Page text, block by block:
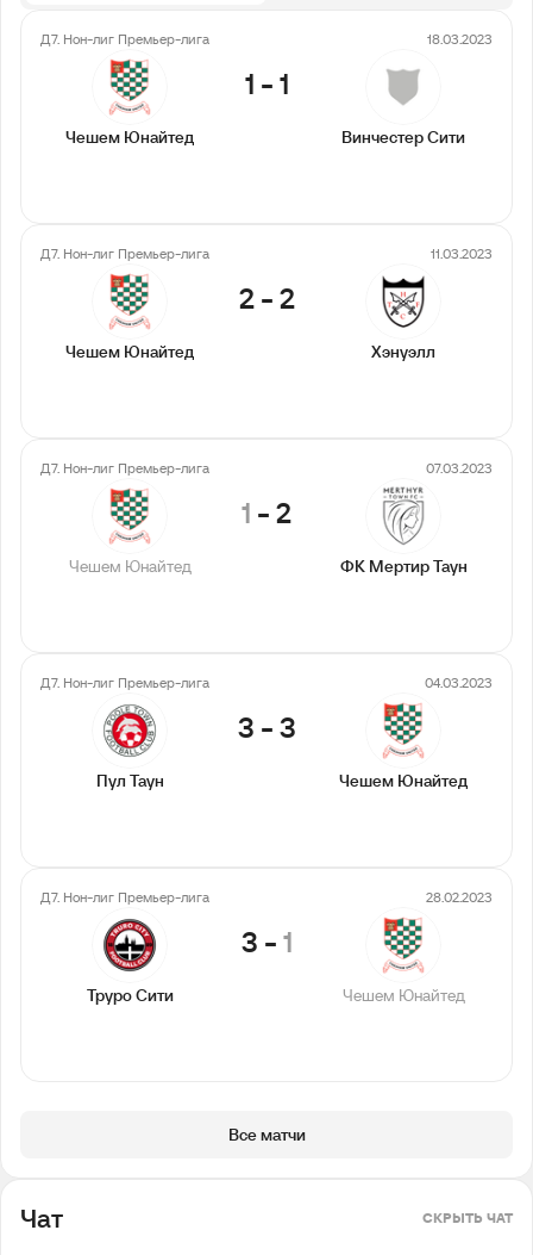
Д7. Нон-лиг Премьер-лига 18.03.2023
Чешем Юнайтед
1 -1
Винчестер Сити
Д7. Нон-лиг Премьер-лига 11.03.2023
Чешем Юнайтед
2 -2
Хэнуэлл
Д7. Нон-лиг Премьер-лига 07.03.2023
Чешем Юнайтед
1 -2
ФК Мертир Таун
Д7. Нон-лиг Премьер-лига 04.03.2023
Пул Таун
3 -3
Чешем Юнайтед
Д7. Нон-лиг Премьер-лига 28.02.2023
Труро Сити
3 -1
Чешем Юнайтед
Все матчи
Чат СКРЫТЬ ЧАТ